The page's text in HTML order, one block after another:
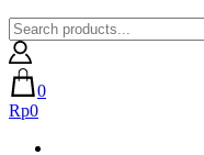
0
Rp0